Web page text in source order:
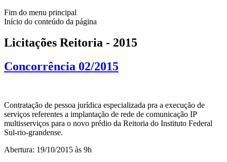
Fim do menu principal
Início do conteúdo da página
Licitações Reitoria - 2015
Concorrência 02/2015
Contratação de pessoa jurídica especializada pra a execução de
serviços referentes a implantação de rede de comunicação IP
multisserviços para o novo prédio da Reitoria do Instituto Federal
Sul-rio-grandense.
Abertura: 19/10/2015 às 9h